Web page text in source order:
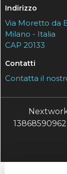
Indirizzo
Via Moretto da
Milano - Italia
CAP 20133
Contatti
Contatta il